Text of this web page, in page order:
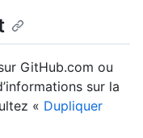
GitHub.com ou
sur la
« Dupliquer